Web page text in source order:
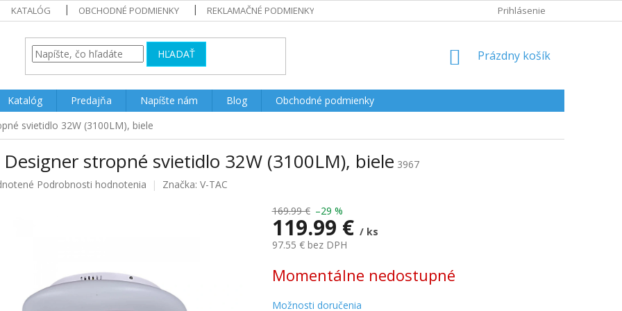
KATALÓG OBCHODNÉ PODMIENKY REKLAMAČNÉ PODMIENKY Prihlásenie
HĽADAŤ
NÁKUPNÝ
Prázdny košík
Katalóg Predajňa Napíšte nám Blog
Obchodné podmienky
svietidlo 32W (3100LM), biele
Designer stropné svietidlo 32W (3100LM), biele 3967
Podrobnosti hodnotenia Značka: V-TAC
169.99 € –29 %
119.99 € / ks
97.55 € bez DPH
cena:
Momentálne nedostupné
Možnosti doručenia